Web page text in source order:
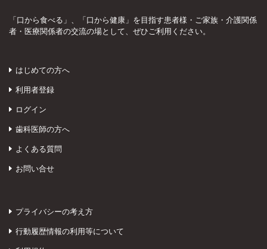
「口から食べる」、「口から健康」を目指す患者様・ご家族・介護関係
者・医療関係者の交流の場として、ぜひご利用ください。
はじめての方へ
利用者登録
ログイン
歯科医師の方へ
よくある質問
お問い合せ
プライバシーの考え方
行動履歴情報の利用等について